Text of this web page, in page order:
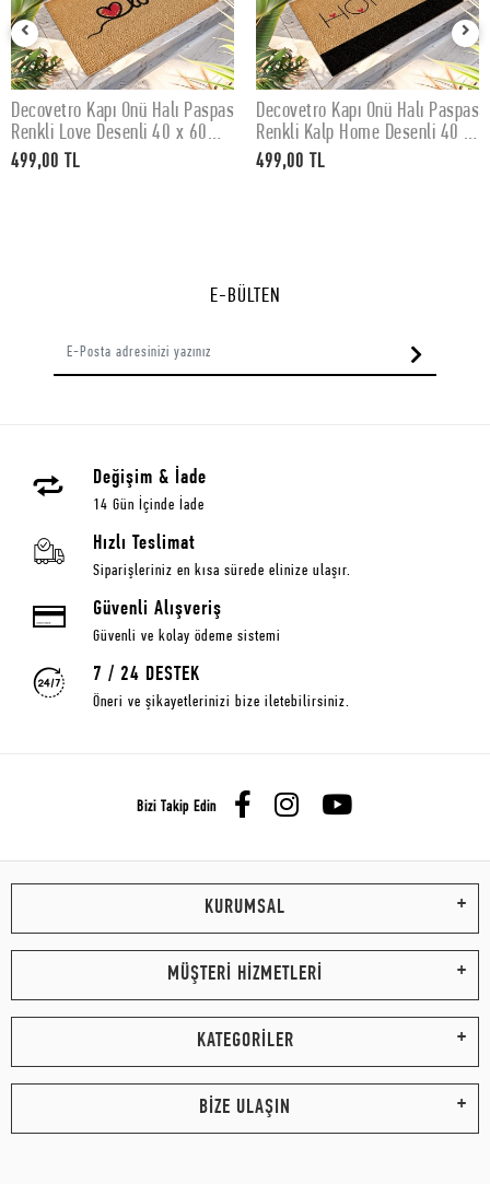
SEPETE EKLE
Decovetro Kapı Önü Halı Paspas
Renkli Love Desenli 40 x 60
Cm
499,00 TL
SEPETE EKLE
Decovetro Kapı Önü Halı Paspas
Renkli Kalp Home Desenli 40 x
60 Cm
499,00 TL
E-BÜLTEN
Değişim & İade
14 Gün İçinde İade
Hızlı Teslimat
Siparişleriniz en kısa sürede elinize ulaşır.
Güvenli Alışveriş
Güvenli ve kolay ödeme sistemi
7 / 24 DESTEK
Öneri ve şikayetlerinizi bize iletebilirsiniz.
Bizi Takip Edin
KURUMSAL
MÜŞTERİ HİZMETLERİ
KATEGORİLER
BİZE ULAŞIN